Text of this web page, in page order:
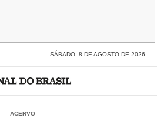
SÁBADO, 8 DE AGOSTO DE 2026
ACERVO